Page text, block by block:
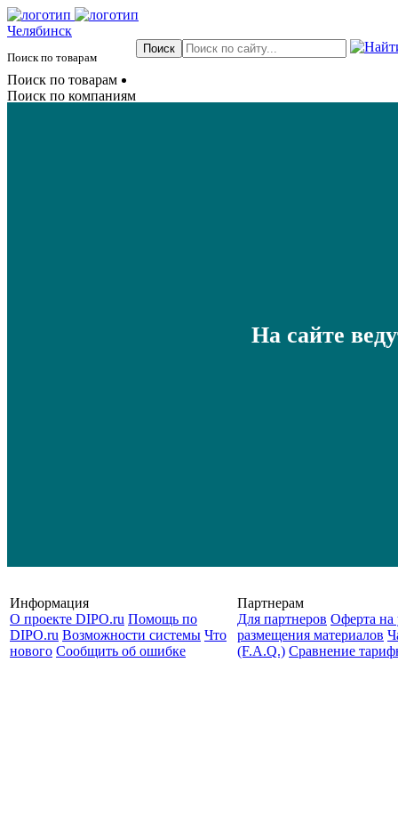
Челябинск
Поиск по товарам
Поиск по товарам
Поиск по компаниям
На сайте
Информация
О проекте DIPO.ru Помощь по
DIPO.ru Возможности системы Что
нового Сообщить об ошибке
Партнерам
Для партнеров Оферта на
размещения материалов
(F.A.Q.) Cравнение